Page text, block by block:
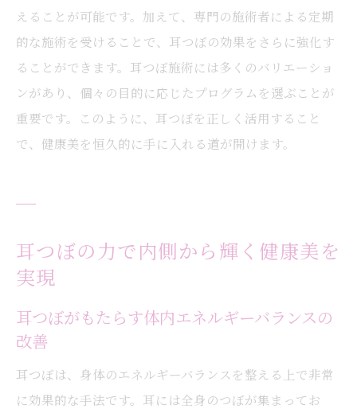
えることが可能です。加えて、専門の施術者による定期
的な施術を受けることで、耳つぼの効果をさらに強化す
ることができます。耳つぼ施術には多くのバリエーショ
ンがあり、個々の目的に応じたプログラムを選ぶことが
重要です。このように、耳つぼを正しく活用すること
で、健康美を恒久的に手に入れる道が開けます。
耳つぼの力で内側から輝く健康美を
実現
耳つぼがもたらす体内エネルギーバランスの
改善
耳つぼは、身体のエネルギーバランスを整える上で非常
に効果的な手法です。耳には全身のつぼが集まってお